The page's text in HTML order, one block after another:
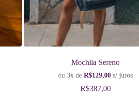
Mochila Sereno
ou 3x deR$129,00 s/ juros
R$387,00